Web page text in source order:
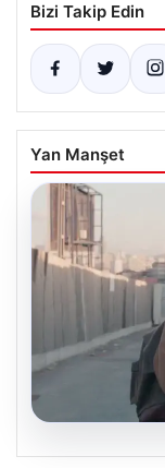
Bizi Takip Edin
Yan Manşet
05.08.2026